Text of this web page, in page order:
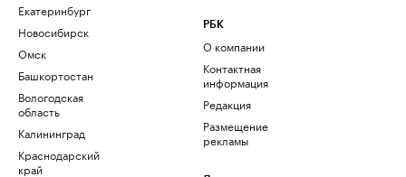
Екатеринбург
Новосибирск
Омск
Башкортостан
Вологодская
область
Калининград
Краснодарский
край
РБК
О компании
Контактная
информация
Редакция
Размещение
рекламы